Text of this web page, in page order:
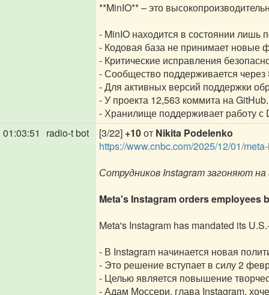
**MinIO** – это
- MinIO находится в состоянии лишь
- Кодовая база не принимает новые
- Критические исправления
- Сообщество поддерживается через
- Для активных версий поддержки
- У проекта 12,563 коммита на GitHub.
- Хранилище поддерживает работу с
01:03:51
radio-t bot [3/22] +10от Nikita Podelenko
https://www.cnbc.com/2025/12/01/
Сотрудников Instagram загоняют
Meta's Instagram orders employees
Meta's Instagram has mandated its
- В Instagram начинается новая
- Это решение вступает в силу 2
- Целью является повышение
- Адам Моссери, глава Instagram,